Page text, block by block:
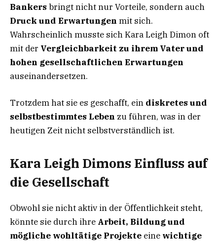
Bankers bringt nicht nur Vorteile, sondern auch
Druck und Erwartungen mit sich.
Wahrscheinlich musste sich Kara Leigh Dimon oft
mit der Vergleichbarkeit zu ihrem Vater und
hohen gesellschaftlichen Erwartungen
auseinandersetzen.
Trotzdem hat sie es geschafft, ein diskretes und
selbstbestimmtes Leben zu führen, was in der
heutigen Zeit nicht selbstverständlich ist.
Kara Leigh Dimons Einfluss auf
die Gesellschaft
Obwohl sie nicht aktiv in der Öffentlichkeit steht,
könnte sie durch ihre Arbeit, Bildung und
mögliche wohltätige Projekte eine wichtige